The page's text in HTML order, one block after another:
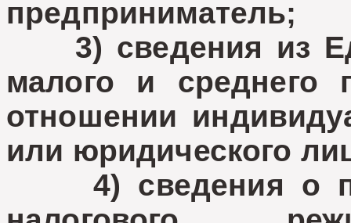
предприниматель;
3) сведения из
малого и среднего
отношении
или юридического
4) сведения о